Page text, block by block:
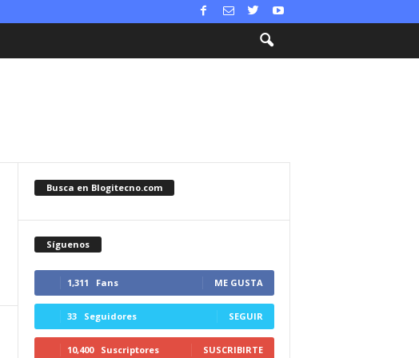
Busca en Blogitecno.com
Síguenos
1,311 Fans ME GUSTA
33 Seguidores SEGUIR
10,400 Suscriptores SUSCRIBIRTE